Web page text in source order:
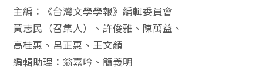
主編：《台灣文學學報》編輯委員會
黃志民（召集人）、許俊雅、陳萬益、
高桂惠、呂正惠、王文顏
編輯助理：翁嘉吟、簡義明